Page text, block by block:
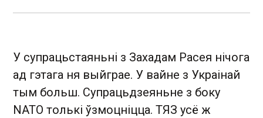
У супрацьстаяньні з Захадам Расея нічога
ад гэтага ня выйграе. У вайне з Украінай
тым больш. Супрацьдзеяньне з боку
NATO толькі ўзмоцніцца. ТЯЗ усё ж